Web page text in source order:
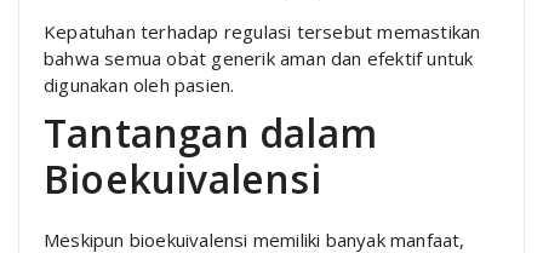
Kepatuhan terhadap regulasi tersebut memastikan
bahwa semua obat generik aman dan efektif untuk
digunakan oleh pasien.
Tantangan dalam
Bioekuivalensi
Meskipun bioekuivalensi memiliki banyak manfaat,